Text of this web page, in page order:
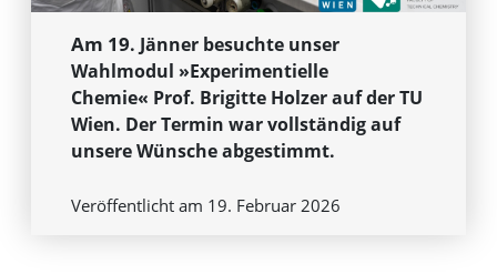
Am 19. Jänner besuchte unser
Wahlmodul »Experimentielle
Chemie« Prof. Brigitte Holzer auf der TU
Wien. Der Termin war vollständig auf
unsere Wünsche abgestimmt.
Veröffentlicht am 19. Februar 2026